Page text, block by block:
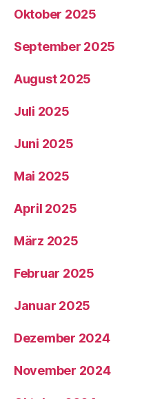
Oktober 2025
September 2025
August 2025
Juli 2025
Juni 2025
Mai 2025
April 2025
März 2025
Februar 2025
Januar 2025
Dezember 2024
November 2024